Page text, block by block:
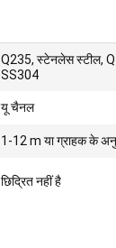
Q235, स्टेनलेस स्टील,
SS304
यू चैनल
1-12 m या ग्राहक के
छिद्रित नहीं है